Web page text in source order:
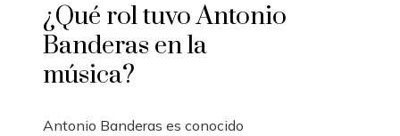
¿Qué rol tuvo Antonio
Banderas en la
música?
Antonio Banderas es conocido